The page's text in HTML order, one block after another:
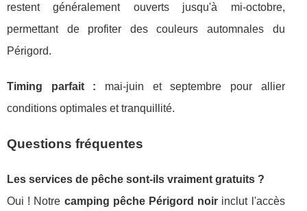
restent généralement ouverts jusqu'à mi-octobre,
permettant de profiter des couleurs automnales du
Périgord.
Timing parfait : mai-juin et septembre pour allier
conditions optimales et tranquillité.
Questions fréquentes
Les services de pêche sont-ils vraiment gratuits ?
Oui ! Notre camping pêche Périgord noir inclut l'accès